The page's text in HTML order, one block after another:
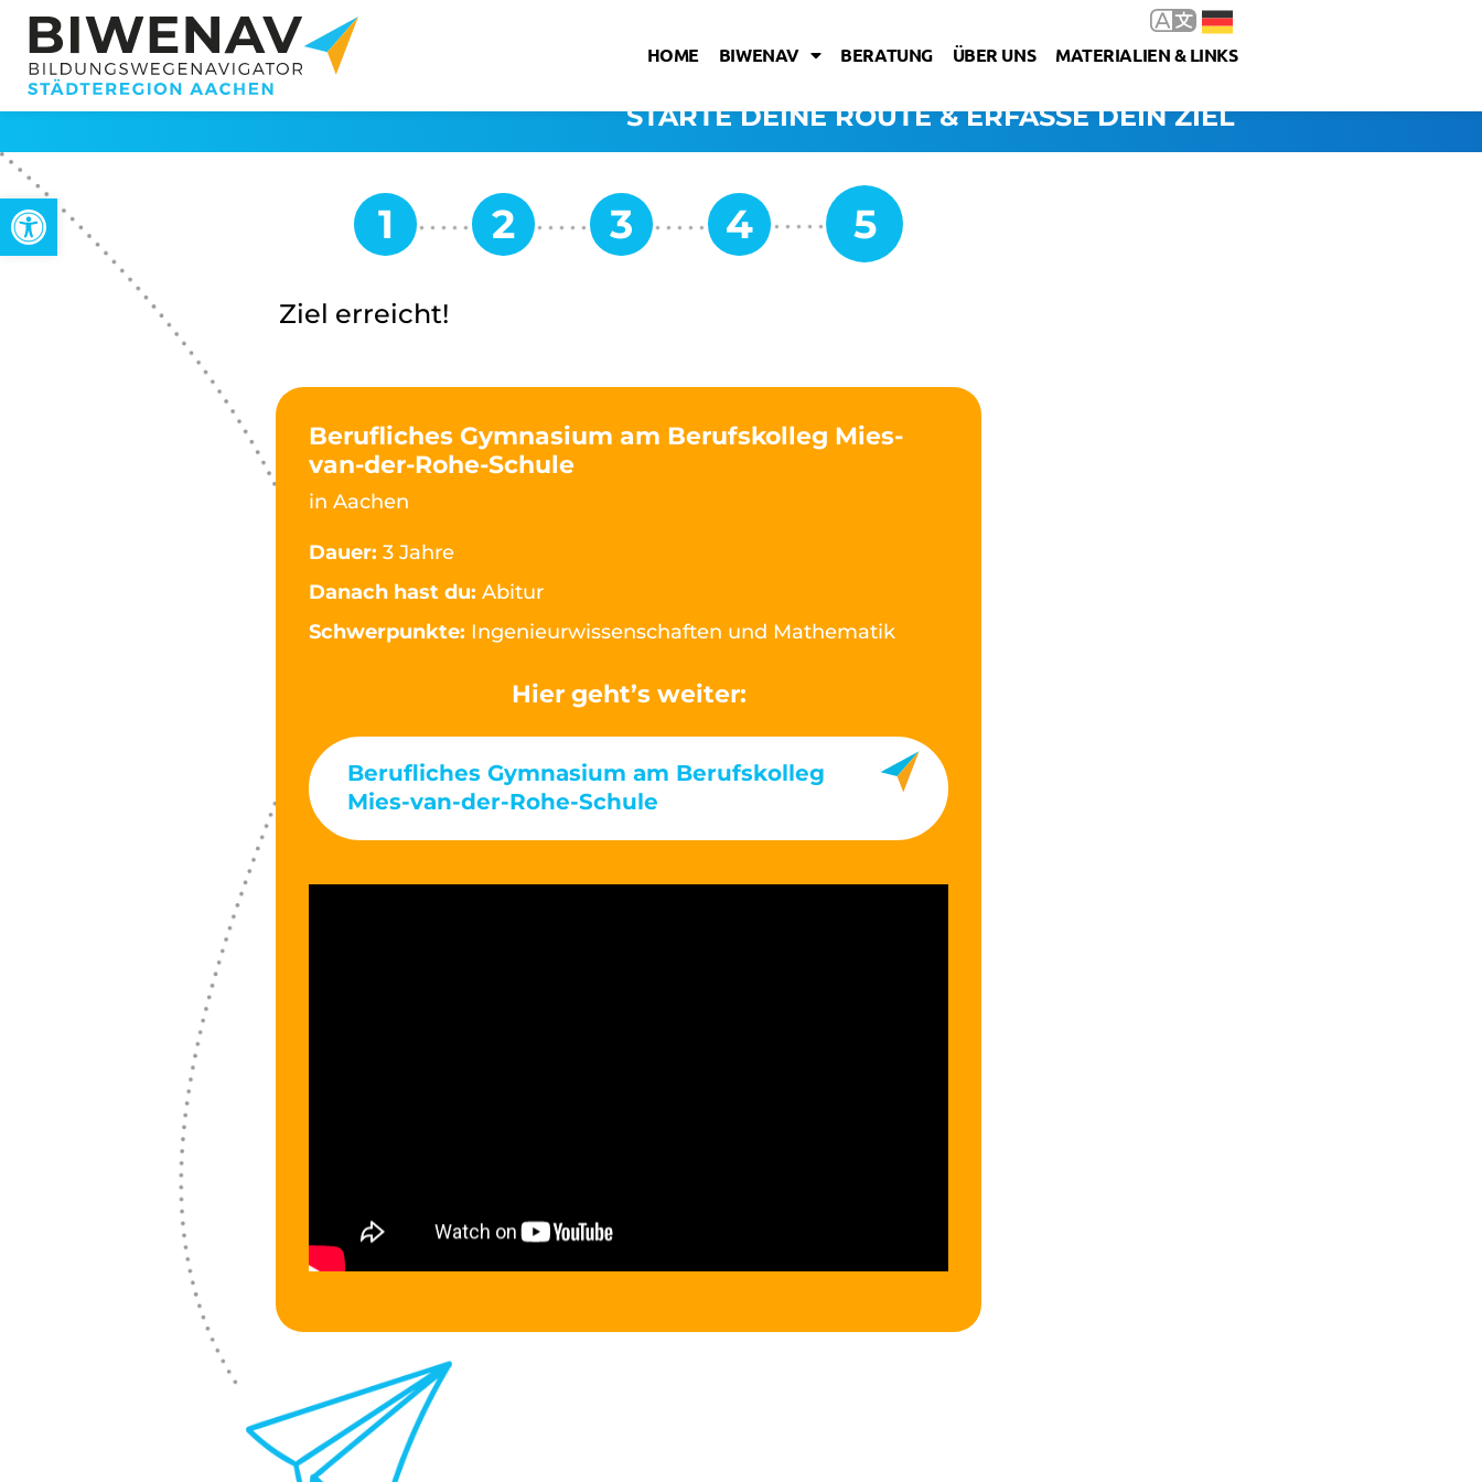
Werkzeugleiste öffnen
HOME BIWENAV BERATUNG ÜBER UNS MATERIALIEN & LINKS
STARTE DEINE ROUTE & ERFASSE DEIN ZIEL
Ziel erreicht!
Berufliches Gymnasium am Berufskolleg Mies-
van-der-Rohe-Schule
in Aachen
Dauer: 3 Jahre
Danach hast du: Abitur
Schwerpunkte: Ingenieurwissenschaften und Mathematik
Hier geht’s weiter:
Berufliches Gymnasium am Berufskolleg
Mies-van-der-Rohe-Schule